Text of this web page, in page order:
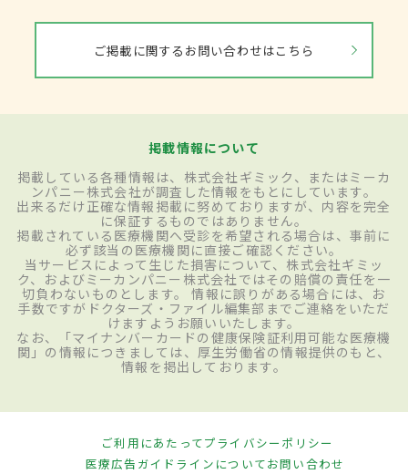
ご掲載に関するお問い合わせはこちら
掲載情報について
掲載している各種情報は、株式会社ギミック、またはミーカ
ンパニー株式会社が調査した情報をもとにしています。
出来るだけ正確な情報掲載に努めておりますが、内容を完全
に保証するものではありません。
掲載されている医療機関へ受診を希望される場合は、事前に
必ず該当の医療機関に直接ご確認ください。
当サービスによって生じた損害について、株式会社ギミッ
ク、およびミーカンパニー株式会社ではその賠償の責任を一
切負わないものとします。 情報に誤りがある場合には、お
手数ですがドクターズ・ファイル編集部までご連絡をいただ
けますようお願いいたします。
なお、「マイナンバーカードの健康保険証利用可能な医療機
関」の情報につきましては、厚生労働省の情報提供のもと、
情報を掲出しております。
ご利用にあたってプライバシーポリシー
医療広告ガイドラインについてお問い合わせ